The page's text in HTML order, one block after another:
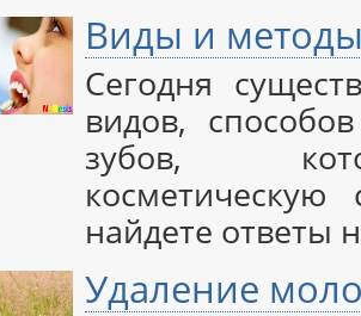
Виды и
Сегодня
видов,
зубов,
найдете ответы
Удаление